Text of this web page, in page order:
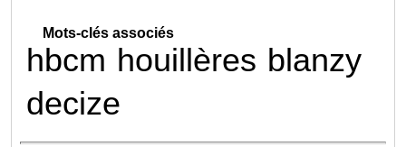
Mots-clés associés
hbcm houillères blanzy
decize